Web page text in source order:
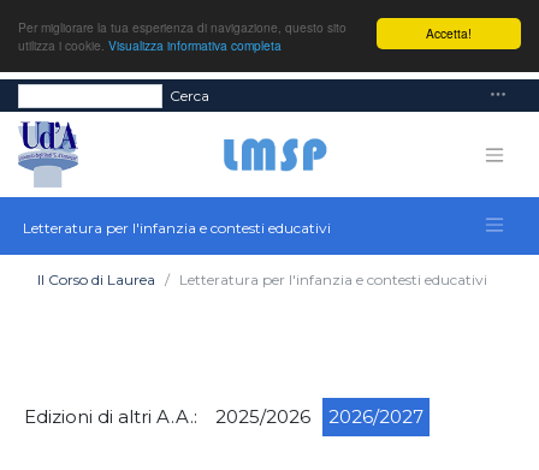
Accetta!
Per migliorare la tua esperienza di navigazione, questo sito
utilizza i cookie. Visualizza informativa completa
Cerca
Letteratura per l'infanzia e contesti educativi
Il Corso di Laurea Letteratura per l'infanzia e contesti educativi
Edizioni di altri A.A.: 2025/2026 2026/2027